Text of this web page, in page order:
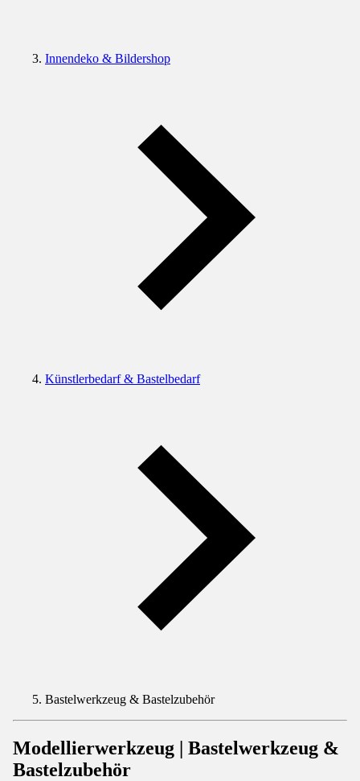
Innendeko & Bildershop
Künstlerbedarf & Bastelbedarf
Bastelwerkzeug & Bastelzubehör
Modellierwerkzeug | Bastelwerkzeug &
Bastelzubehör